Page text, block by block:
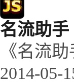
名流助手
《名流
2014-05-